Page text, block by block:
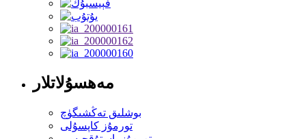
مەھسۇلاتلار
بوشلىق تەڭشىگۈچ
تورمۇز كاپسۇلى